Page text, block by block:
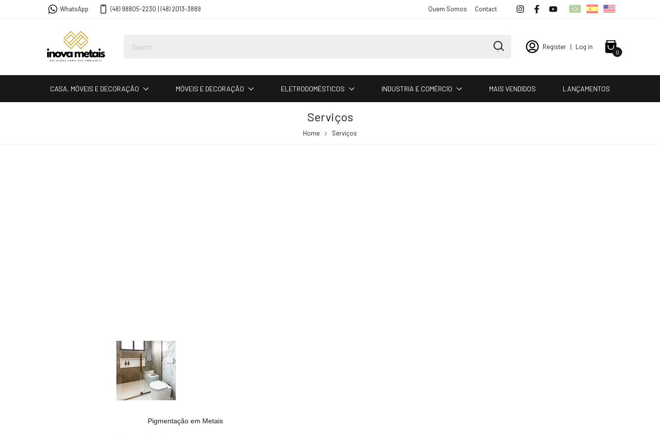
WhatsApp (48) 98805-2230 | (48) 2013-3889 Quem Somos Contact
Register | Log in
0
CASA, MÓVEIS E DECORAÇÃO MÓVEIS E DECORAÇÃO ELETRODOMÉSTICOS INDUSTRIA E COMÉRCIO MAIS VENDIDOS LANÇAMENTOS
Serviços
Home Serviços
Pigmentação em Metais